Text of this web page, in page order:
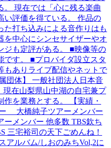
。 現在では「心に残る楽曲
い評価を得ている。 作品の
た打ち込みによる音作りはも
を中心にシンセサイザーやオ
ジも定評がある。 ■映像等の
です。 ■プロバイダ設立スタ
もありライブ配信やネットで
団体】 一般社団法人日本音
在山梨県山中湖の自宅兼プ
を業務とする。 【実績・
大橋純子ツアーメンバー
ーメンバー 他多数 TBS欽ち
三宅裕司の天下ごめんね！
ルバム/しおのみちVol,2に